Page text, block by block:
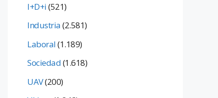
I+D+i(521)
Industria(2.581)
Laboral(1.189)
Sociedad(1.618)
UAV(200)